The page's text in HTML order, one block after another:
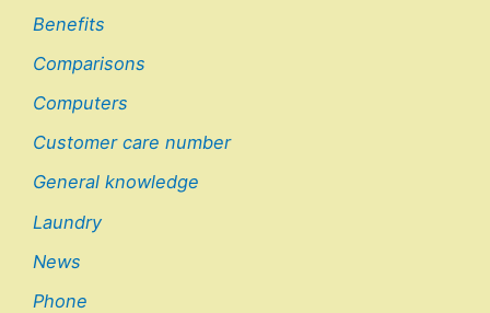
Benefits
Comparisons
Computers
Customer care number
General knowledge
Laundry
News
Phone